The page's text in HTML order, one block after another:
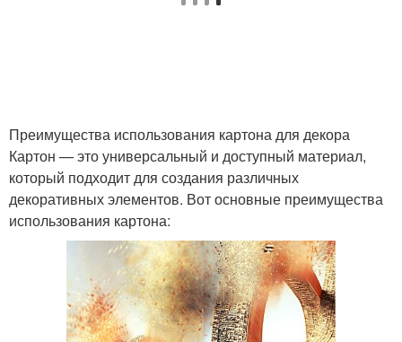
Преимущества использования картона для декора
Картон — это универсальный и доступный материал,
который подходит для создания различных
декоративных элементов. Вот основные преимущества
использования картона: